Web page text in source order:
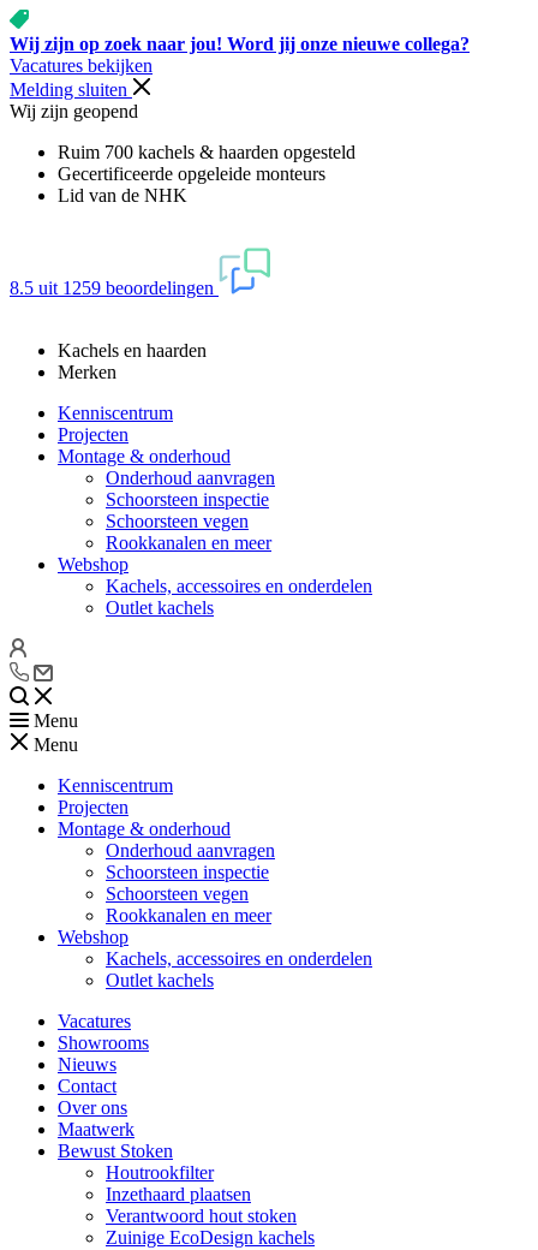
Wij zijn op zoek naar jou! Word jij onze nieuwe collega?
Vacatures bekijken
Melding sluiten
Wij zijn geopend
Ruim 700 kachels & haarden opgesteld
Gecertificeerde opgeleide monteurs
Lid van de NHK
8.5 uit 1259 beoordelingen
Kachels en haarden
Merken
Kenniscentrum
Projecten
Montage & onderhoud
Onderhoud aanvragen
Schoorsteen inspectie
Schoorsteen vegen
Rookkanalen en meer
Webshop
Kachels, accessoires en onderdelen
Outlet kachels
Menu
Menu
Kenniscentrum
Projecten
Montage & onderhoud
Onderhoud aanvragen
Schoorsteen inspectie
Schoorsteen vegen
Rookkanalen en meer
Webshop
Kachels, accessoires en onderdelen
Outlet kachels
Vacatures
Showrooms
Nieuws
Contact
Over ons
Maatwerk
Bewust Stoken
Houtrookfilter
Inzethaard plaatsen
Verantwoord hout stoken
Zuinige EcoDesign kachels